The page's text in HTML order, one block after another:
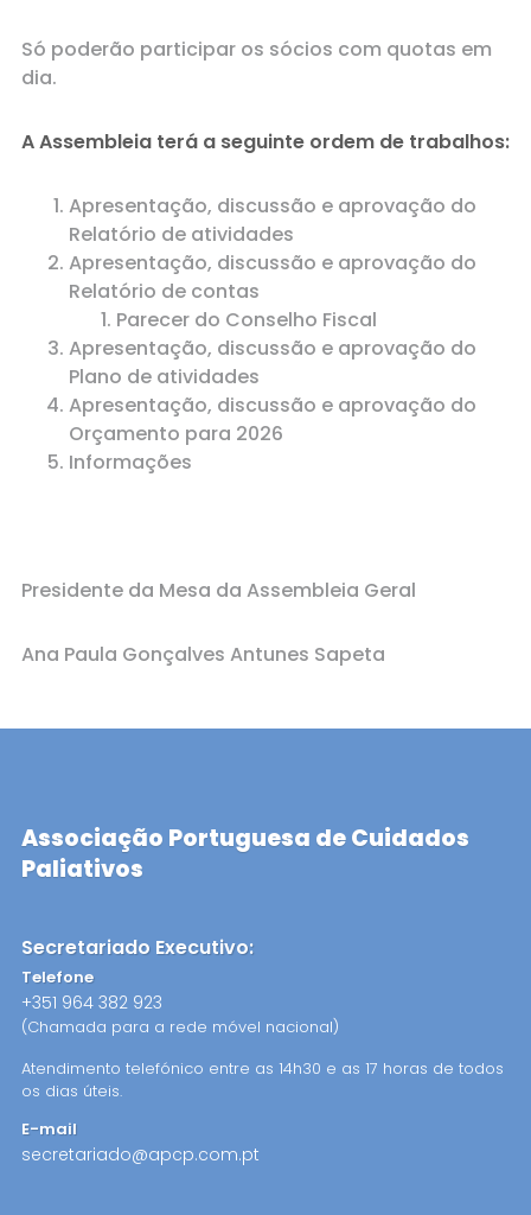
Só poderão participar os sócios com quotas em
dia.
A Assembleia terá a seguinte ordem de trabalhos:
Apresentação, discussão e aprovação do
Relatório de atividades
Apresentação, discussão e aprovação do
Relatório de contas
Parecer do Conselho Fiscal
Apresentação, discussão e aprovação do
Plano de atividades
Apresentação, discussão e aprovação do
Orçamento para 2026
Informações
Presidente da Mesa da Assembleia Geral
Ana Paula Gonçalves Antunes Sapeta
Associação Portuguesa de Cuidados
Paliativos
Secretariado Executivo:
Telefone
+351 964 382 923
(Chamada para a rede móvel nacional)
Atendimento telefónico entre as 14h30 e as 17 horas de todos
os dias úteis.
E-mail
secretariado@apcp.com.pt